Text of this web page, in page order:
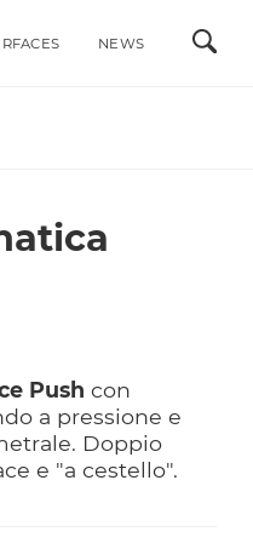
A GAS
A INDUZIONE
NEWS
Pushcon
a pressione e
Doppio
e "a cestello".